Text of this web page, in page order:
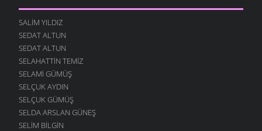
SALIM YILDIZ
SEDAT ALTUN
SEDAT ALTUN
SELAHATTIN TEMIZ
SELAMI GÜMÜŞ
SELÇUK AYDIN
SELÇUK GÜMÜŞ
SELDA ARSLAN GÜNEŞ
SELIM BILGIN